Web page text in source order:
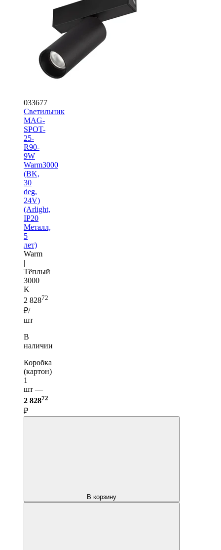
033677
Светильник
MAG-
SPOT-
25-
R90-
9W
Warm3000
(BK,
30
deg,
24V)
(Arlight,
IP20
Металл,
5
лет)
Warm
|
Тёплый
3000
K
2 82872
₽/
шт
В
наличии
Коробка
(картон)
1
шт —
2 82872
₽
В корзину